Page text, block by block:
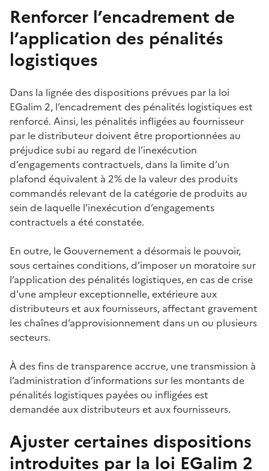
Renforcer l’encadrement de
l’application des pénalités
logistiques
Dans la lignée des dispositions prévues par la loi
EGalim 2, l’encadrement des pénalités logistiques est
renforcé. Ainsi, les pénalités infligées au fournisseur
par le distributeur doivent être proportionnées au
préjudice subi au regard de l’inexécution
d’engagements contractuels, dans la limite d’un
plafond équivalent à 2% de la valeur des produits
commandés relevant de la catégorie de produits au
sein de laquelle l’inexécution d’engagements
contractuels a été constatée.
En outre, le Gouvernement a désormais le pouvoir,
sous certaines conditions, d'imposer un moratoire sur
l’application des pénalités logistiques, en cas de crise
d'une ampleur exceptionnelle, extérieure aux
distributeurs et aux fournisseurs, affectant gravement
les chaînes d’approvisionnement dans un ou plusieurs
secteurs.
À des fins de transparence accrue, une transmission à
l’administration d’informations sur les montants de
pénalités logistiques payées ou infligées est
demandée aux distributeurs et aux fournisseurs.
Ajuster certaines dispositions
introduites par la loi EGalim 2